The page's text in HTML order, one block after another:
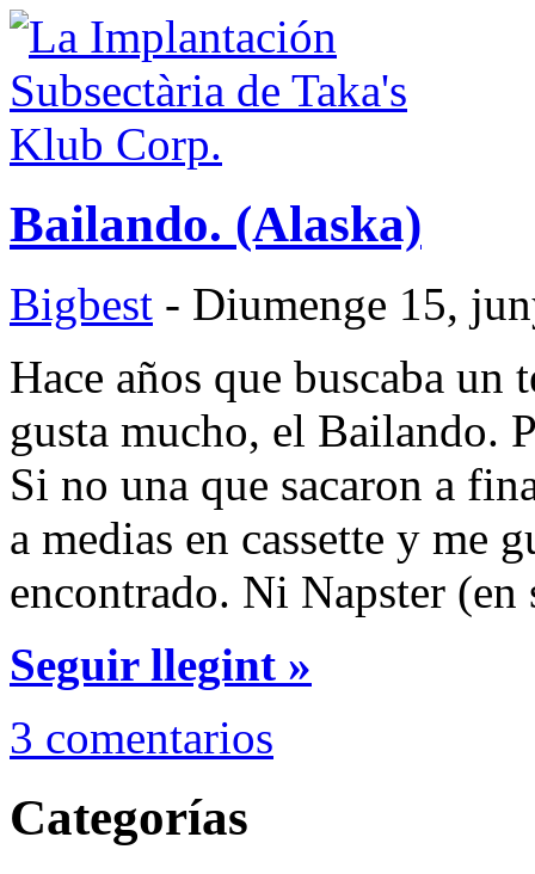
Bailando. (Alaska)
Bigbest - Diumenge 15,
Hace años que buscaba un
gusta mucho, el Bailando.
Si no una que sacaron a
a medias en cassette y me
encontrado. Ni Napster
Seguir llegint »
3 comentarios
Categorías